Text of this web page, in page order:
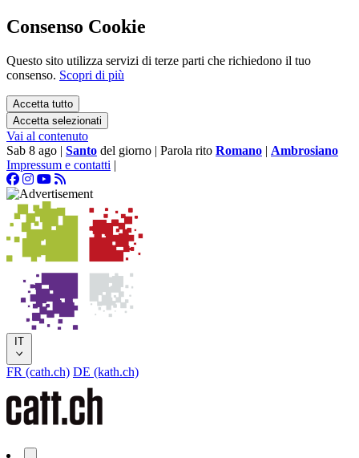
Consenso Cookie
Questo sito utilizza servizi di terze parti che richiedono il tuo
consenso. Scopri di più
Accetta tutto
Accetta selezionati
Vai al contenuto
Sab 8 ago | Santo del giorno | Parola rito Romano | Ambrosiano
Impressum e contatti |
IT
FR (cath.ch) DE (kath.ch)